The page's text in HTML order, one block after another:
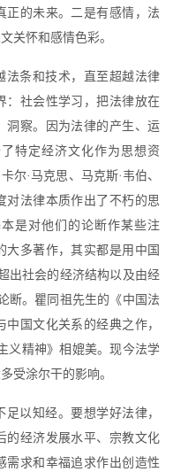
正的未来。二是有感情，法
关怀和感情色彩。
法条和技术，直至超越法律
：社会性学习，把法律放在
洞察。因为法律的产生、运
特定经济文化作为思想资
尔·马克思、马克斯·韦伯、
对法律本质作出了不朽的思
是对他们的论断作某些注
多著作，其实都是用中国
出社会的经济结构以及由经
断。瞿同祖先生的《中国法
国文化关系的经典之作，
义精神》相媲美。现今法学
受涂尔干的影响。
以知经。要想学好法律，
的经济发展水平、宗教文化
需求和幸福追求作出创造性